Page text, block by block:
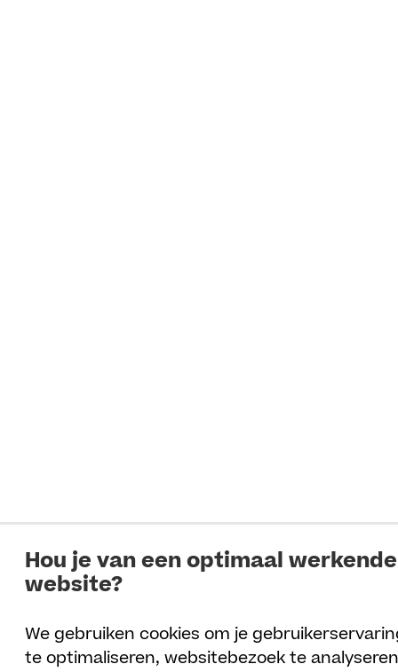
Hou je van een optimaal werkende
website?
We gebruiken cookies om je
te optimaliseren, websitebezoek te